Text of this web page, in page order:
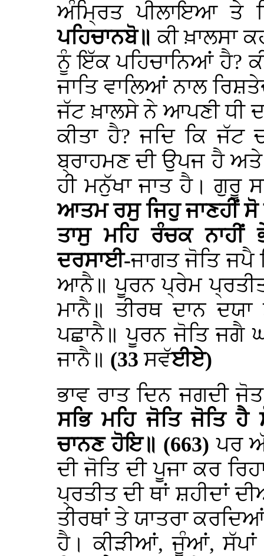
ਅੰਮ੍ਰਿਤ ਪੀਲਾਇਆ ਤੇ
ਪਹਿਚਾਨਬੋ॥ ਕੀ ਖ਼ਾਲਸਾ
ਨੂੰ ਇੱਕ ਪਹਿਚਾਨਿਆਂ ਹੈ?
ਜਾਤਿ ਵਾਲਿਆਂ ਨਾਲ
ਜੱਟ ਖ਼ਾਲਸੇ ਨੇ ਆਪਣੀ ਧੀ
ਕੀਤਾ ਹੈ? ਜਦਿ ਕਿ ਜੱਟ
ਬ੍ਰਾਹਮਣ ਦੀ ਉਪਜ ਹੈ
ਹੀ ਮਨੁੱਖਾ ਜਾਤ ਹੈ। ਗੁਰੂ
ਆਤਮ ਰਸੁ ਜਿਹੁ ਜਾਣਹੀਂ
ਤਾਸੁ ਮਹਿ ਰੰਚਕ
ਦਰਸਾਈ-ਜਾਗਤ ਜੋਤਿ ਜਪੈ
ਆਨੈ॥ ਪੂਰਨ ਪ੍ਰੇਮ
ਮਾਨੈ॥ ਤੀਰਥ ਦਾਨ ਦਯਾ
ਪਛਾਨੈ॥ ਪੂਰਨ ਜੋਤਿ ਜਗੈ
ਜਾਨੈ॥ (33ਸਵੱਈਏ)
ਭਾਵ ਰਾਤ ਦਿਨ ਜਗਦੀ
ਸਭਿ ਮਹਿ ਜੋਤਿ ਜੋਤਿ
ਚਾਨਣ ਹੋਇ॥ (663)ਪਰ
ਦੀ ਜੋਤਿ ਦੀ ਪੂਜਾ ਕਰ
ਪ੍ਰਤੀਤ ਦੀ ਥਾਂ ਸ਼ਹੀਦਾਂ
ਤੀਰਥਾਂ ਤੇ ਯਾਤਰਾ
ਹੈ। ਕੀੜੀਆਂ, ਜੂੰਆਂ,